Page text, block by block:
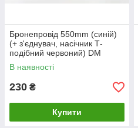
Бронепровід 550mm (синій)
(+ з'єднувач, насічник Т-
подібний червоний) DM
В наявності
230 ₴
Купити